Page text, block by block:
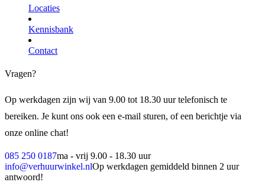
Locaties
Kennisbank
Contact
Vragen?
Op werkdagen zijn wij van 9.00 tot 18.30 uur telefonisch te
bereiken. Je kunt ons ook een e-mail sturen, of een berichtje via
onze online chat!
085 250 0187ma - vrij 9.00 - 18.30 uur
info@verhuurwinkel.nlOp werkdagen gemiddeld binnen 2 uur
antwoord!